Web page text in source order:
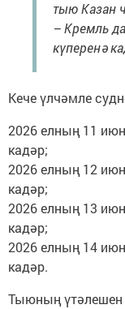
тыю Казан
– Кремль
күперенә
Кече үлчәмле
2026 елның 11
кадәр;
2026 елның 12
кадәр;
2026 елның 13
кадәр;
2026 елның 14
кадәр.
Тыюның үтәлешен